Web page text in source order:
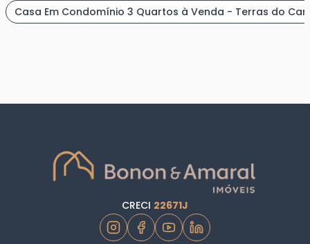
Casa Em Condomínio 3 Quartos à Venda - Terras do
CRECI 22671J